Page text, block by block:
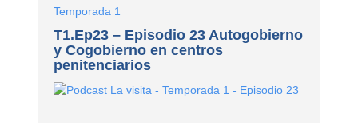
Temporada 1
T1.Ep23 – Episodio 23 Autogobierno
y Cogobierno en centros
penitenciarios